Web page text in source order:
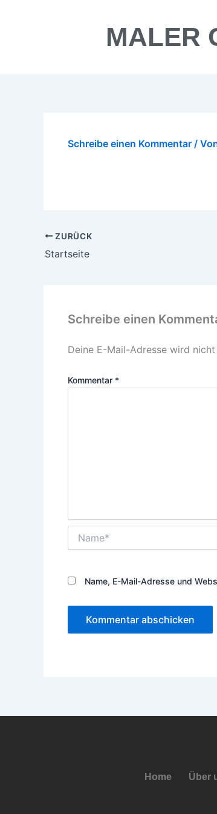
MALER
Schreibe einen Kommentar /
ZURÜCK
Startseite
Schreibe einen
Deine E-Mail-Adresse wird
Kommentar *
Name, E-Mail-Adresse und
Home Über